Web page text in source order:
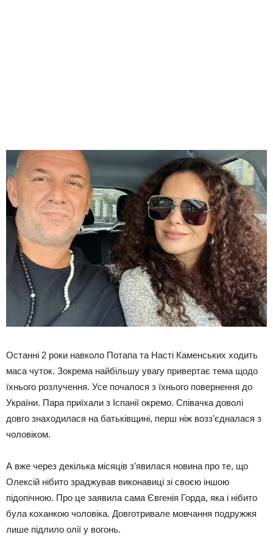
Останні 2 роки навколо Потапа та Насті Каменських ходить
маса чуток. Зокрема найбільшу увагу привертає тема щодо
їхнього розлучення. Усе почалося з їхнього повернення до
України. Пара приїхали з Іспанії окремо. Співачка доволі
довго знаходилася на батьківщині, перш ніж возз’єдналася з
чоловіком.
А вже через декілька місяців з’явилася новина про те, що
Олексій нібито зраджував виконавиці зі своєю іншою
підопічною. Про це заявила сама Євгенія Горда, яка і нібито
була коханкою чоловіка. Довготривале мовчання подружжя
лише підлило олії у вогонь.